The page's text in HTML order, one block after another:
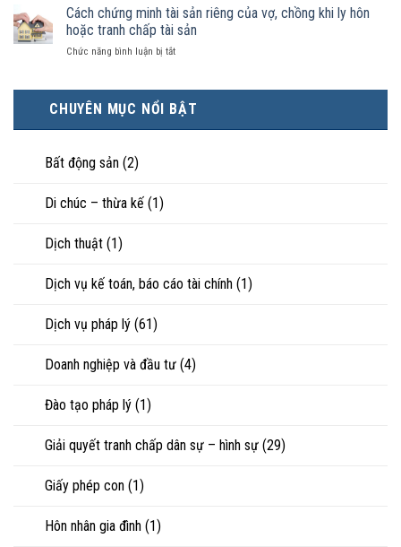
là
hôn
tài
sản
như
nào?
kinh
tế
hơn
trực
tiếp
nuôi
ly
hôn
khi
hôn
hạnh
phúc:
Góc
Cách chứng minh tài sản riêng của vợ, chồng khi ly hôn
hoặc tranh chấp tài sản
Chức năng bình luận bị tắtở
tài
sản
chấp
CHUYÊN MỤC NỔI BẬT
Bất động sản (2)
Di chúc – thừa kế (1)
Dịch thuật (1)
Dịch vụ kế toán, báo cáo tài chính (1)
Dịch vụ pháp lý (61)
Doanh nghiệp và đầu tư (4)
Đào tạo pháp lý (1)
Giải quyết tranh chấp dân sự – hình sự (29)
Giấy phép con (1)
Hôn nhân gia đình (1)